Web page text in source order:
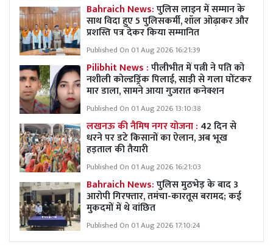
Bahraich News:पुलिस लाइन में सम्मान के
साथ विदा हुए 5 पुलिसकर्मी, शॉल ओढ़ाकर और
प्रशस्ति पत्र देकर किया सम्मानित
Published On 01 Aug 2026 16:21:39
Pilibhit News :पीलीभीत में पत्नी ने पति को
नशीली कोल्डड्रिंक पिलाई, साड़ी से गला घोंटकर
मार डाला, सामने आया गुजरात कनेक्शन
Published On 01 Aug 2026 13:10:38
लखनऊ की नैमिष नगर योजना : 42 दिन से
धरने पर डटे किसानों का ऐलान, अब भूख
हड़ताल की तैयारी
Published On 01 Aug 2026 16:21:03
Bahraich News:पुलिस मुठभेड़ के बाद 3
आरोपी गिरफ्तार, तमंचा-कारतूस बरामद; कई
मुकदमों में थे वांछित
Published On 01 Aug 2026 17:10:24